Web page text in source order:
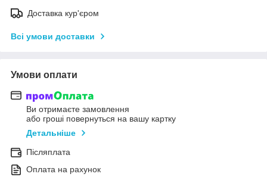
Доставка кур'єром
Всі умови доставки
Умови оплати
Ви отримаєте замовлення
або гроші повернуться на вашу картку
Детальніше
Післяплата
Оплата на рахунок